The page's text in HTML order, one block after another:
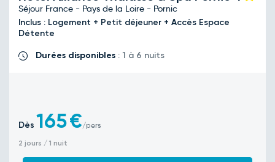
Séjour France - Pays de la Loire - Pornic
Inclus : Logement + Petit déjeuner + Accès Espace
Détente
Durées disponibles : 1 à 6 nuits
Dès 165€/pers
2 jours / 1 nuit